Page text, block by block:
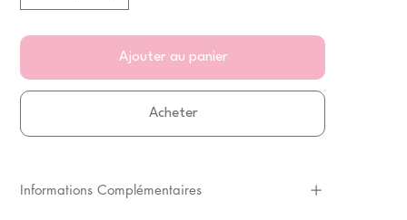
Ajouter au panier
Acheter
Informations Complémentaires